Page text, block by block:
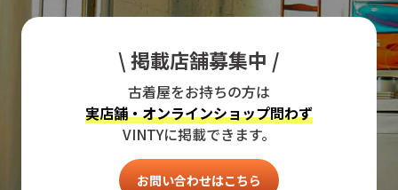
\ 掲載店舗募集中 /
古着屋をお持ちの方は
実店舗・オンラインショップ問わず
VINTYに掲載できます。
お問い合わせはこちら